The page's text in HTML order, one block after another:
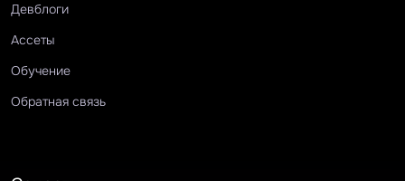
Девблоги
Ассеты
Обучение
Обратная связь